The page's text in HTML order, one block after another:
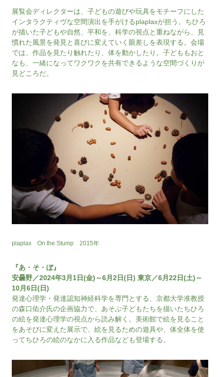
展覧会ディレクターは、子どもの遊びや玩具をモチーフにした
インタラクティヴな空間演出を手がけるplaplaxが担う。ちひろ
が描いた子どもや自然、平和を、科学の視点と重ねながら、見
慣れた風景を発見と喜びに変えていく眼差しを表現する。会場
では、作品を見たり触れたり、体を動かしたり。子どももおと
なも、一緒になってワクワクを共有できるような空間づくりが
見どころだ。
plaplax On the Stump 2015年
『あ・そ・ぼ』
安曇野／2024年3月1日(金)～6月2日(日) 東京／6月22日(土)～
10月6日(日)
発達心理学・発達認知神経科学を専門とする、京都大学准教授
の森口佑介氏の企画協力で、あそぶ子どもたちを描いたちひろ
の絵を発達心理学の視点から読み解く。美術館で絵を見ること
をあそびに変えた展示で、絵を見るための遊具や、体全体を使
ってちひろの絵のなかに入る作品なども登場する。